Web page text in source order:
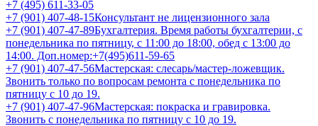
+7 (495) 611-33-05
+7 (901) 407-48-15Консультант не лицензионного зала
+7 (901) 407-47-89Бухгалтерия. Время работы бухгалтерии, с
понедельника по пятницу, с 11:00 до 18:00, обед с 13:00 до
14:00. Доп.номер:+7(495)611-59-65
+7 (901) 407-47-56Мастерская: слесарь/мастер-ложевщик.
Звонить только по вопросам ремонта с понедельника по
пятницу с 10 до 19.
+7 (901) 407-47-96Мастерская: покраска и гравировка.
Звонить с понедельника по пятницу с 10 до 19.